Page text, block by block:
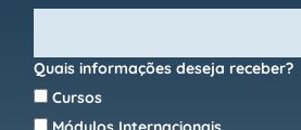
Quais informações deseja receber?
Cursos